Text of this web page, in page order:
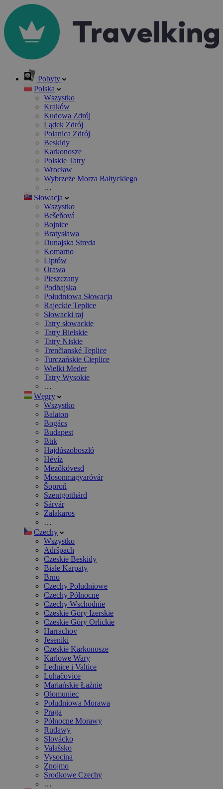
Pobyty
Polska
Wszystko
Kraków
Kudowa Zdrój
Lądek Zdrój
Polanica Zdrój
Beskidy
Karkonosze
Polskie Tatry
Wrocław
Wybrzeże Morza Bałtyckiego
…
Słowacja
Wszystko
Bešeňová
Bojnice
Bratysława
Dunajska Streda
Komarno
Liptów
Orawa
Pieszczany
Podhajska
Południowa Słowacja
Rajeckie Teplice
Słowacki raj
Tatry słowackie
Tatry Bielskie
Tatry Niskie
Trenčianské Teplice
Turczańskie Cieplice
Wielki Meder
Tatry Wysokie
…
Węgry
Wszystko
Balaton
Bogács
Budapest
Bük
Hajdúszoboszló
Hévíz
Mezőkövesd
Mosonmagyaróvár
Šoproň
Szentgotthárd
Sárvár
Zalakaros
…
Czechy
Wszystko
Adršpach
Czeskie Beskidy
Białe Karpaty
Brno
Czechy Południowe
Czechy Północne
Czechy Wschodnie
Czeskie Góry Izerskie
Czeskie Góry Orlickie
Harrachov
Jeseniki
Czeskie Karkonosze
Karlowe Wary
Lednice i Valtice
Luhačovice
Mariańskie Łaźnie
Ołomuniec
Południowa Morawa
Praga
Północne Morawy
Rudawy
Slovácko
Valašsko
Vysocina
Znojmo
Środkowe Czechy
…